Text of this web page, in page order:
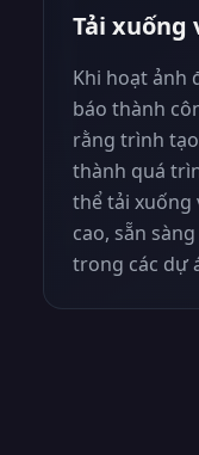
Tải xuống
Khi hoạt ảnh
báo thành
rằng trình
thành quá
thể tải xuống
cao, sẵn
trong các dự